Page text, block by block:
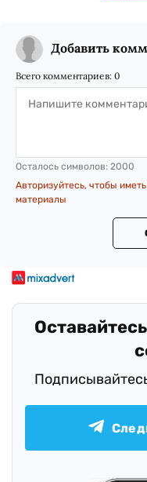
Добавить
Всего комментариев: 0
Осталось символов: 2000
Авторизуйтесь, чтобы
материалы